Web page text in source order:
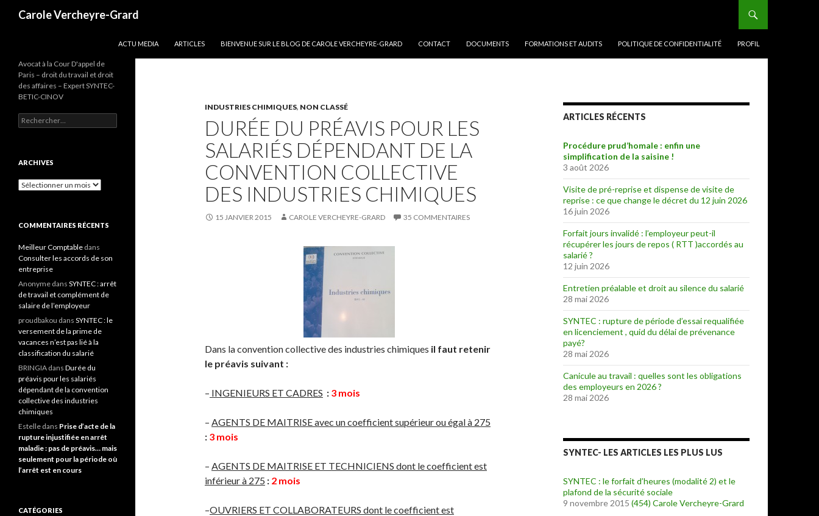
Carole Vercheyre-Grard
ACTU MEDIA
ARTICLES BIENVENUE SUR LE BLOG DE CAROLE VERCHEYRE-GRARD CONTACT DOCUMENTS FORMATIONS ET AUDITS POLITIQUE DE CONFIDENTIALITÉ PROFIL
INDUSTRIES CHIMIQUES, NON CLASSÉ
DURÉE DU PRÉAVIS POUR LES
SALARIÉS DÉPENDANT DE LA
CONVENTION COLLECTIVE
DES INDUSTRIES CHIMIQUES
15 JANVIER 2015 CAROLE VERCHEYRE-GRARD 35 COMMENTAIRES
Dans la convention collective des industries chimiques il faut retenir
le préavis suivant :
– INGENIEURS ET CADRES : 3 mois
– AGENTS DE MAITRISEavec un coefficient supérieur ou égal à 275
: 3 mois
– AGENTS DE MAITRISE ET TECHNICIENS dont le coefficient est
inférieur à 275 : 2 mois
–OUVRIERS ET COLLABORATEURS dont le coefficient est
ARTICLES RÉCENTS
Procédure prud’homale : enfin une
simplification de la saisine !
3 août 2026
Visite de pré-reprise et dispense de visite de
reprise : ce que change le décret du 12 juin 2026
16 juin 2026
Forfait jours invalidé : l’employeur peut-il
récupérer les jours de repos ( RTT )accordés au
salarié ?
12 juin 2026
Entretien préalable et droit au silence du salarié
28 mai 2026
SYNTEC : rupture de période d’essai requalifiée
en licenciement , quid du délai de prévenance
payé?
28 mai 2026
Canicule au travail : quelles sont les obligations
des employeurs en 2026 ?
28 mai 2026
SYNTEC- LES ARTICLES LES PLUS LUS
SYNTEC : le forfait d’heures (modalité 2) et le
plafond de la sécurité sociale
9 novembre 2015 (454) Carole Vercheyre-Grard
Avocat à la Cour D'appel de
Paris – droit du travail et droit
des affaires – Expert SYNTEC-
BETIC-CINOV
Rechercher :
ARCHIVES
Archives
COMMENTAIRES RÉCENTS
Meilleur Comptable dans
Consulter les accords de son
entreprise
Anonyme dans SYNTEC : arrêt
de travail et complément de
salaire de l’employeur
proudbakou dans SYNTEC : le
versement de la prime de
vacances n’est pas lié à la
classification du salarié
BRINGIA dans Durée du
préavis pour les salariés
dépendant de la convention
collective des industries
chimiques
Estelle dans Prise d’acte de la
rupture injustifiée en arrêt
maladie : pas de préavis… mais
seulement pour la période où
l’arrêt est en cours
CATÉGORIES